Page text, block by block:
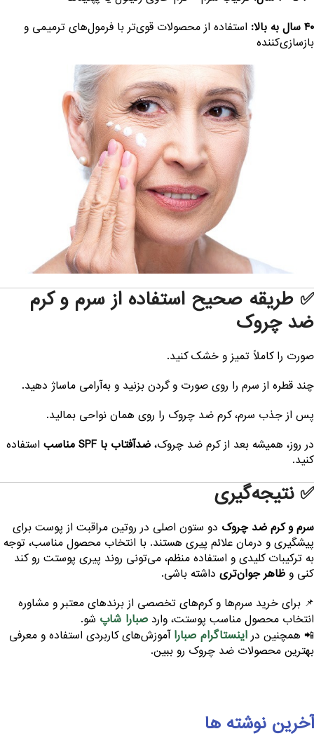
۴۰ سال به بالا:
استفاده از محصولات قوی‌تر با فرمول‌های ترمیمی و
بازسازی‌کننده
✅ طریقه صحیح استفاده از سرم و کرم
ضد چروک
صورت را کاملاً تمیز و خشک کنید.
چند قطره از سرم را روی صورت و گردن بزنید و به‌آرامی ماساژ دهید.
پس از جذب سرم، کرم ضد چروک را روی همان نواحی بمالید.
در روز، همیشه بعد از کرم ضد چروک، ضدآفتاب با SPF مناسب
استفاده
کنید.
✅ نتیجه‌گیری
سرم و کرم ضد چروک دو ستون اصلی در روتین مراقبت از پوست برای
پیشگیری و درمان علائم پیری هستند. با انتخاب محصول مناسب، توجه
به ترکیبات کلیدی و استفاده منظم، می‌تونی روند پیری پوستت رو کند
کنی و ظاهر جوان‌تریداشته باشی.
📌 برای خرید سرم‌ها و کرم‌های تخصصی از برندهای معتبر و مشاوره
انتخاب محصول مناسب پوستت، وارد صبارا شاپ شو.
📲 همچنین در اینستاگرام صبارا آموزش‌های کاربردی استفاده و معرفی
بهترین محصولات ضد چروک رو ببین.
آخرین نوشته ها